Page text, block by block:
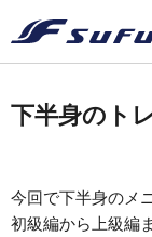
下半身のト
今回で下半身のメ
初級編から上級編